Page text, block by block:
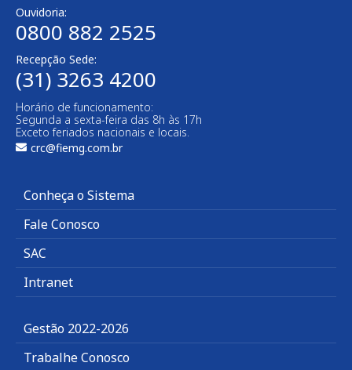
Ouvidoria:
0800 882 2525​
Recepção Sede:
(31) 3263 4200
Horário de funcionamento:
Segunda a sexta-feira das 8h às 17h
Exceto feriados nacionais e locais.
crc@fiemg.com.br
Conheça o Sistema
Fale Conosco
SAC
Intranet
Gestão 2022-2026
Trabalhe Conosco